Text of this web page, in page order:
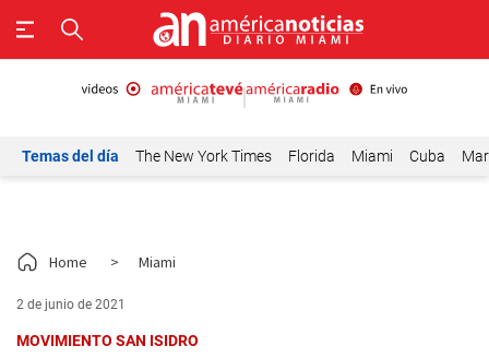
Temas del día The New York Times Florida Miami Cuba
Home > Miami
2 de junio de 2021
MOVIMIENTO SAN ISIDRO